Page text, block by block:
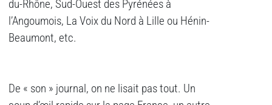
du-Rhône, Sud-Ouest des Pyrénées à
l’Angoumois, La Voix du Nord à Lille ou Hénin-
Beaumont, etc.
De « son » journal, on ne lisait pas tout. Un